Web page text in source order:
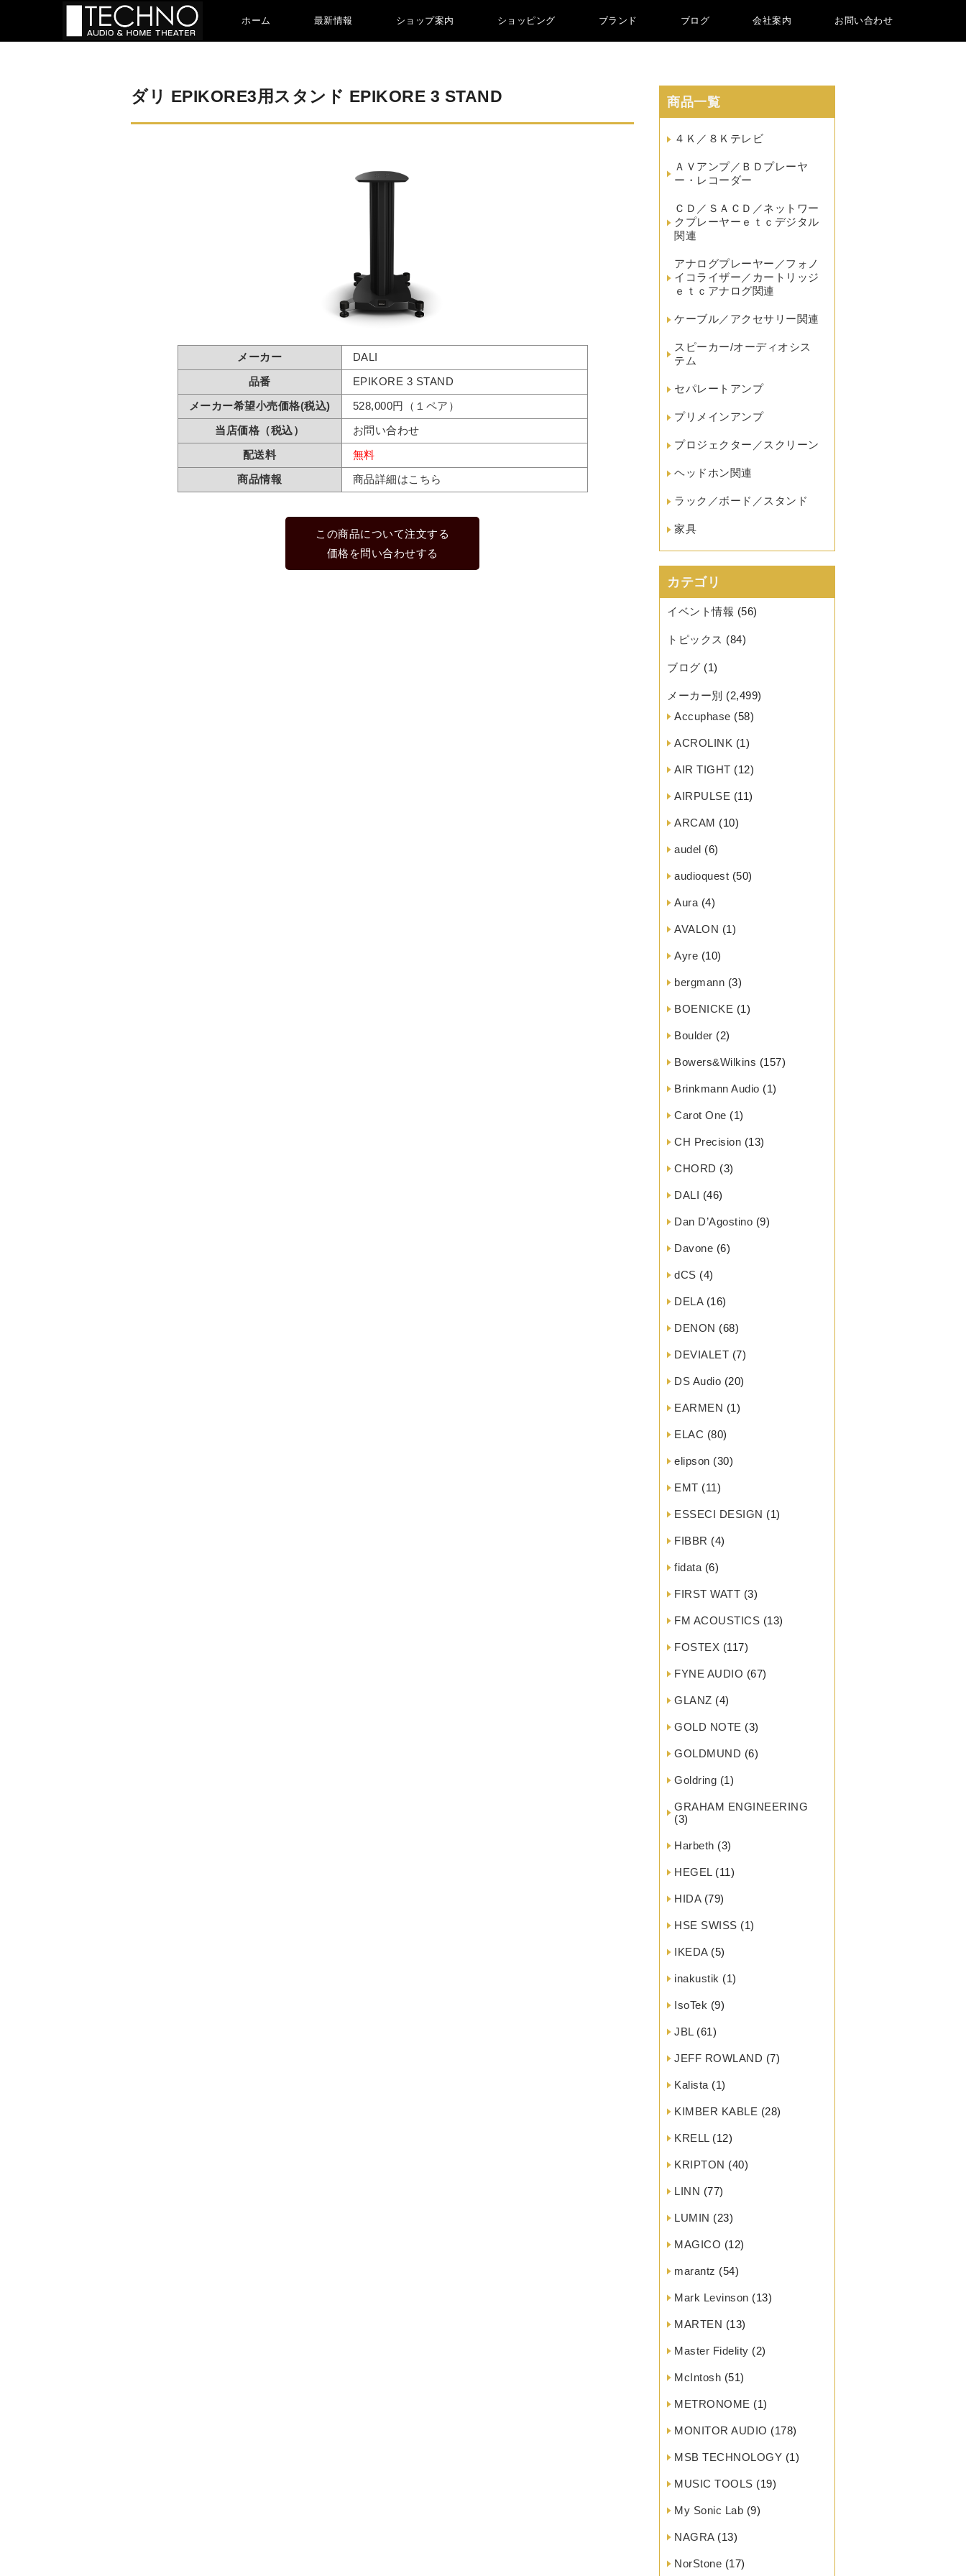
ホーム 最新情報 ショップ案内 ショッピング ブランド ブログ 会社案内 お問い合わせ
ダリ EPIKORE3用スタンド EPIKORE 3 STAND
メーカー
DALI
品番
EPIKORE 3 STAND
メーカー希望小売価格(税込)
528,000円（１ペア）
当店価格（税込）
お問い合わせ
配送料
無料
商品情報
商品詳細はこちら
この商品について注文する
価格を問い合わせする
商品一覧
４Ｋ／８Ｋテレビ
ＡＶアンプ／ＢＤプレーヤ
ー・レコーダー
ＣＤ／ＳＡＣＤ／ネットワー
クプレーヤーｅｔｃデジタル
関連
アナログプレーヤー／フォノ
イコライザー／カートリッジ
ｅｔｃアナログ関連
ケーブル／アクセサリー関連
スピーカー/オーディオシス
テム
セパレートアンプ
プリメインアンプ
プロジェクター／スクリーン
ヘッドホン関連
ラック／ボード／スタンド
家具
カテゴリ
イベント情報 (56)
トピックス (84)
ブログ (1)
メーカー別 (2,499)
Accuphase (58)
ACROLINK (1)
AIR TIGHT (12)
AIRPULSE (11)
ARCAM (10)
audel (6)
audioquest (50)
Aura (4)
AVALON (1)
Ayre (10)
bergmann (3)
BOENICKE (1)
Boulder (2)
Bowers&Wilkins (157)
Brinkmann Audio (1)
Carot One (1)
CH Precision (13)
CHORD (3)
DALI (46)
Dan D’Agostino (9)
Davone (6)
dCS (4)
DELA(16)
DENON (68)
DEVIALET (7)
DS Audio (20)
EARMEN (1)
ELAC (80)
elipson (30)
EMT (11)
ESSECI DESIGN (1)
FIBBR (4)
fidata (6)
FIRST WATT (3)
FM ACOUSTICS (13)
FOSTEX (117)
FYNE AUDIO (67)
GLANZ (4)
GOLD NOTE (3)
GOLDMUND (6)
Goldring (1)
GRAHAM ENGINEERING
(3)
Harbeth (3)
HEGEL(11)
HIDA(79)
HSE SWISS (1)
IKEDA(5)
inakustik (1)
IsoTek (9)
JBL(61)
JEFF ROWLAND (7)
Kalista (1)
KIMBER KABLE (28)
KRELL(12)
KRIPTON (40)
LINN (77)
LUMIN (23)
MAGICO (12)
marantz (54)
Mark Levinson (13)
MARTEN (13)
Master Fidelity (2)
McIntosh (51)
METRONOME (1)
MONITOR AUDIO (178)
MSB TECHNOLOGY (1)
MUSIC TOOLS (19)
My Sonic Lab (9)
NAGRA(13)
NorStone (17)